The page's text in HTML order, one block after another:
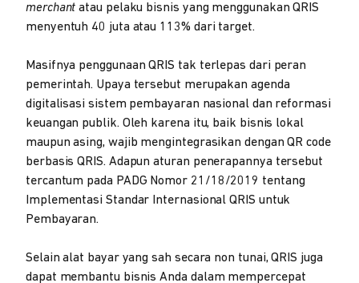
merchantatau pelaku bisnis yang menggunakan QRIS
menyentuh 40 juta atau 113% dari target.
Masifnya penggunaan QRIS tak terlepas dari peran
pemerintah. Upaya tersebut merupakan agenda
digitalisasi sistem pembayaran nasional dan reformasi
keuangan publik. Oleh karena itu, baik bisnis lokal
maupun asing, wajib mengintegrasikan dengan QR code
berbasis QRIS. Adapun aturan penerapannya tersebut
tercantum pada PADG Nomor 21/18/2019 tentang
Implementasi Standar Internasional QRIS untuk
Pembayaran.
Selain alat bayar yang sah secara non tunai, QRIS juga
dapat membantu bisnis Anda dalam mempercepat